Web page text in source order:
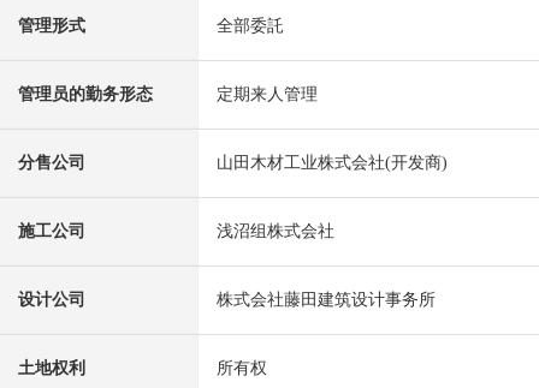
管理形式 全部委託
管理员的勤务形态 定期来人管理
分售公司 山田木材工业株式会社(开发商)
施工公司 浅沼组株式会社
设计公司 株式会社藤田建筑设计事务所
土地权利 所有权